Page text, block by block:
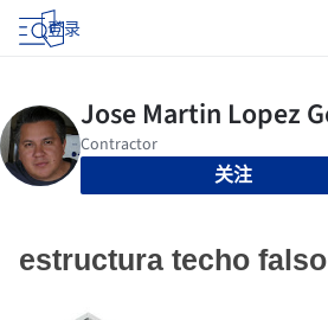
登录
关注
estructura techo falso